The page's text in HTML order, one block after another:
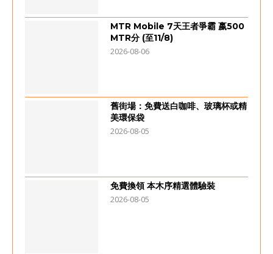
MTR Mobile 7天王者爭霸 嬴500
MTR分 (至11/8)
2026-08-06
舊街場：免費送白咖啡、玻璃杯或精
美環保袋
2026-08-05
免費換領 本木序精選體驗裝
2026-08-05